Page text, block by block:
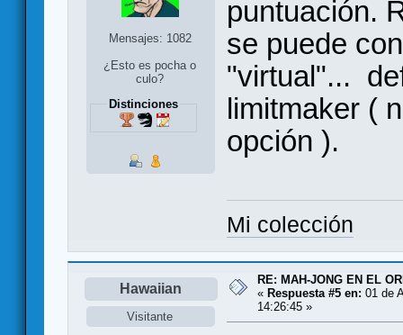
Mensajes: 1082
¿Esto es pocha o
culo?
Distinciones
puntuación.
se puede
"virtual"...
limitmaker (
opción ).
Mi colección
Hawaiian
Visitante
RE: MAH-JONG EN EL
« Respuesta #5 en: 01 de
14:26:45 »